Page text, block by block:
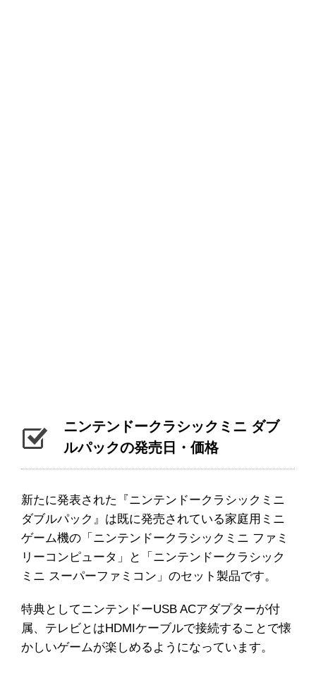
ニンテンドークラシックミニ ダブ
ルパックの発売日・価格
新たに発表された『ニンテンドークラシックミニ
ダブルパック』は既に発売されている家庭用ミニ
ゲーム機の「ニンテンドークラシックミニ ファミ
リーコンピュータ」と「ニンテンドークラシック
ミニ スーパーファミコン」のセット製品です。
特典としてニンテンドーUSB ACアダプターが付
属、テレビとはHDMIケーブルで接続することで懐
かしいゲームが楽しめるようになっています。